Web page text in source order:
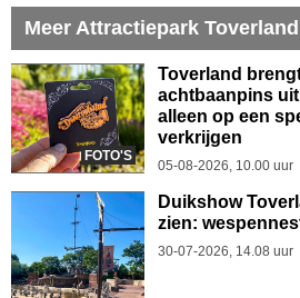
Meer Attractiepark Toverland
FOTO'S
Toverland
achtbaanpins
alleen op een
verkrijgen
05-08-2026, 10.00 uur
Duikshow
zien:
30-07-2026, 14.08 uur